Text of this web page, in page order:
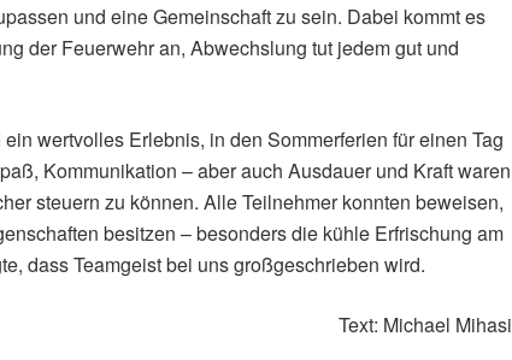
und eine Gemeinschaft zu sein. Dabei kommt es
der Feuerwehr an, Abwechslung tut jedem gut und
wertvolles Erlebnis, in den Sommerferien für einen Tag
Kommunikation – aber auch Ausdauer und Kraft waren
steuern zu können. Alle Teilnehmer konnten beweisen,
besitzen – besonders die kühle Erfrischung am
dass Teamgeist bei uns großgeschrieben wird.
Text: Michael Mihasi